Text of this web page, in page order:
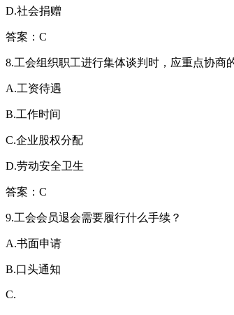
D.社会捐赠
答案：C
8.工会组织职工进行集体谈判时，应重点协商
A.工资待遇
B.工作时间
C.企业股权分配
D.劳动安全卫生
答案：C
9.工会会员退会需要履行什么手续？
A.书面申请
B.口头通知
C.